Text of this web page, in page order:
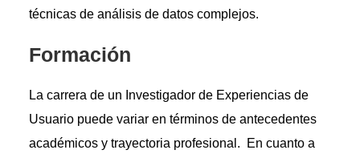
técnicas de análisis de datos complejos.
Formación
La carrera de un Investigador de Experiencias de
Usuario puede variar en términos de antecedentes
académicos y trayectoria profesional. En cuanto a